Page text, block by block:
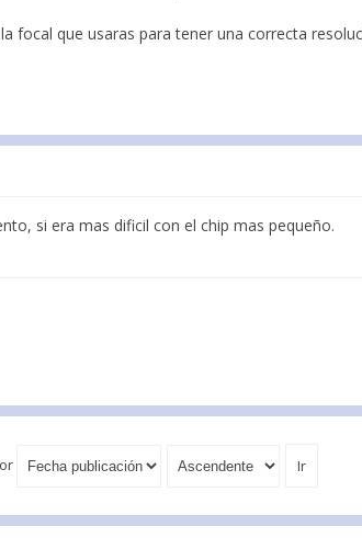
focal que usaras para tener una correcta
si era mas dificil con el chip mas pequeño.